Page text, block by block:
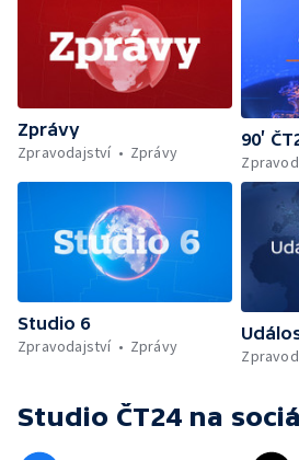
Zprávy
Zpravodajství
Zprávy
90’
Studio 6
Zpravodajství
Zprávy
Studio ČT24 na